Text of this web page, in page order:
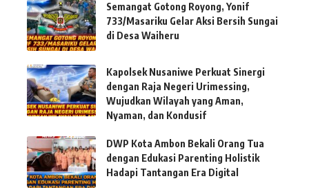
Semangat Gotong Royong, Yonif
733/Masariku Gelar Aksi Bersih Sungai
di Desa Waiheru
Kapolsek Nusaniwe Perkuat Sinergi
dengan Raja Negeri Urimessing,
Wujudkan Wilayah yang Aman,
Nyaman, dan Kondusif
DWP Kota Ambon Bekali Orang Tua
dengan Edukasi Parenting Holistik
Hadapi Tantangan Era Digital